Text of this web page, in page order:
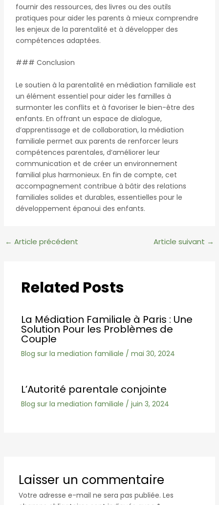
fournir des ressources, des livres ou des outils
pratiques pour aider les parents à mieux comprendre
les enjeux de la parentalité et à développer des
compétences adaptées.
### Conclusion
Le soutien à la parentalité en médiation familiale est
un élément essentiel pour aider les familles à
surmonter les conflits et à favoriser le bien-être des
enfants. En offrant un espace de dialogue,
d’apprentissage et de collaboration, la médiation
familiale permet aux parents de renforcer leurs
compétences parentales, d’améliorer leur
communication et de créer un environnement
familial plus harmonieux. En fin de compte, cet
accompagnement contribue à bâtir des relations
familiales solides et durables, essentielles pour le
développement épanoui des enfants.
Navigation
← Article précédent Article suivant →
Related Posts
La Médiation Familiale à Paris : Une
Solution Pour les Problèmes de
Couple
Blog sur la mediation familiale / mai 30, 2024
L’Autorité parentale conjointe
Blog sur la mediation familiale / juin 3, 2024
Laisser un commentaire
Votre adresse e-mail ne sera pas publiée. Les